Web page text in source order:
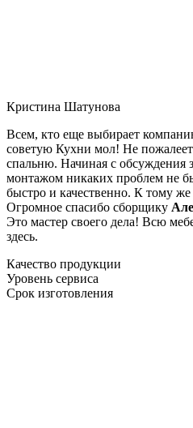
Кристина Шатунова
Всем, кто еще выбирает
советую Кухни мол! Не
спальню. Начиная с обсуждения
монтажом никаких проблем не
быстро и качественно. К тому
Огромное спасибо сборщику
Это мастер своего дела! Всю
здесь.
Качество продукции
Уровень сервиса
Срок изготовления